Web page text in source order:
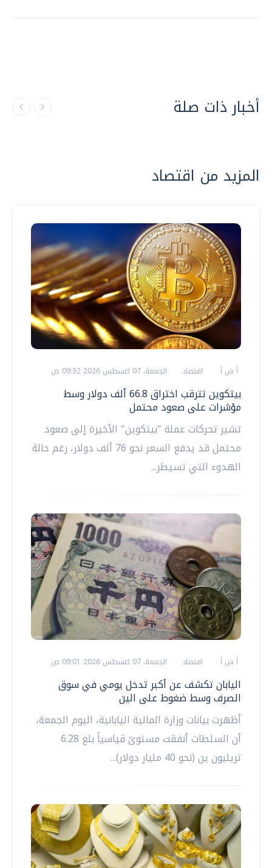
أخبار ذات صلة
المزيد من اقتصاد
أ ش أ اقتصاد الجمعة، 07 اغسطس 2026 09:32 ص
بيتكوين تترقب اختراق 66.8 ألف دولار وسط
مؤشرات على صعود محتمل
تشير تحركات عملة "بيتكوين" الأخيرة إلى صعود
محتمل قد يدفع السعر نحو 76 ألف دولار، رغم حالة
الهدوء التي تسيطر...
أ ش أ اقتصاد الجمعة، 07 اغسطس 2026 09:01 ص
اليابان تكشف عن أكبر تدخل يومي في سوق
الصرف وسط ضغوط على الين
أظهرت بيانات وزارة المالية اليابانية، اليوم الجمعة،
أن السلطات أنفقت مستوىً قياسياً بلغ 6.28
تريليون ين (نحو 40 مليار دولار)...